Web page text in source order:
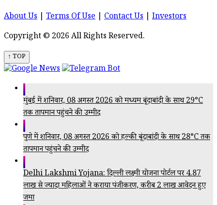
About Us Terms Of Use Contact Us
Investors
Copyright © 2026 All Rights Reserved.
↑ TOP
मुंबई में शनिवार, 08 अगस्त 2026 को मध्यम बूंदाबांदी के साथ 29°C
तक तापमान पहुंचने की उम्मीद
पुणे में शनिवार, 08 अगस्त 2026 को हल्की बूंदाबांदी के साथ 28°C तक
तापमान पहुंचने की उम्मीद
Delhi Lakshmi Yojana: दिल्ली लक्ष्मी योजना पोर्टल पर 4.87
लाख से ज्यादा महिलाओं ने कराया पंजीकरण, करीब 2 लाख आवेदन हुए
जमा